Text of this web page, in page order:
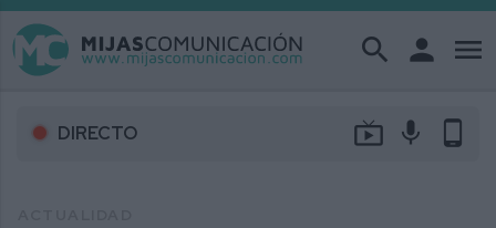
search person menu
DIRECTO live_tv mic phone_android